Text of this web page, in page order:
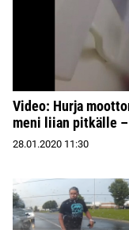
Video: Hurja
meni liian pitkälle
28.01.2020 11:30